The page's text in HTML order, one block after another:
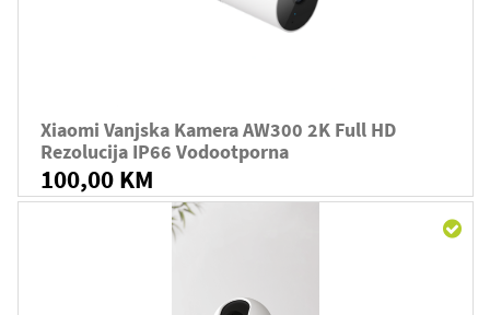
Xiaomi Vanjska Kamera AW300 2K Full HD
Rezolucija IP66 Vodootporna
100,00 KM